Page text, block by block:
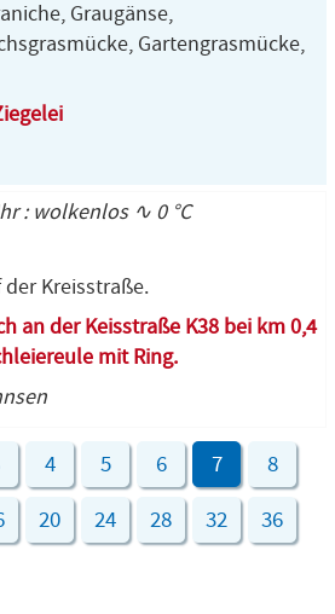
Graugänse,
Gartengrasmücke,
: wolkenlos ∿ 0 °C
Kreisstraße.
an der Keisstraße K38 bei km 0,4
mit Ring.
4 5 6 7 8
20 24 28 32 36